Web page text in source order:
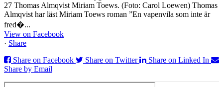
27 Thomas Almqvist Miriam Toews. (Foto: Carol Loewen) Thomas
Almqvist har läst Miriam Toews roman ”En vapenvila som inte är
fred�...
View on Facebook
· Share
Share on Facebook
Share on Twitter
Share on Linked In
Share by Email